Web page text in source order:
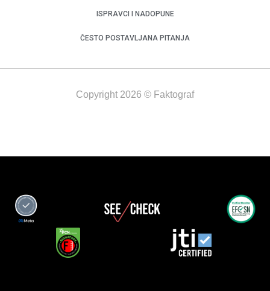
ISPRAVCI I NADOPUNE
ČESTO POSTAVLJANA PITANJA
Copyright 2026 © Faktograf